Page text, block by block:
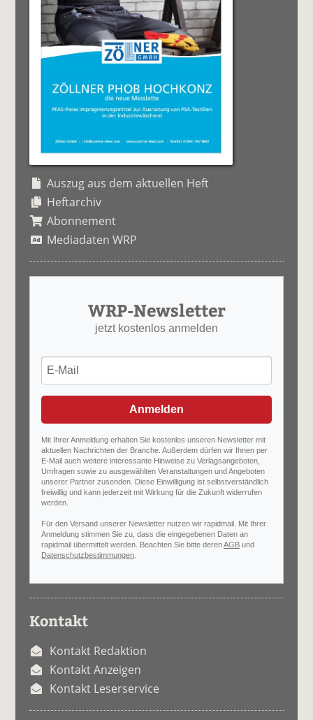
Auszug aus dem aktuellen Heft
Heftarchiv
Abonnement
Mediadaten WRP
WRP-Newsletter
jetzt kostenlos anmelden
Anmelden
Mit Ihrer Anmeldung erhalten Sie kostenlos unseren Newsletter mit
aktuellen Nachrichten der Branche. Außerdem dürfen wir Ihnen per
E-Mail auch weitere interessante Hinweise zu Verlagsangeboten,
Umfragen sowie zu ausgewählten Veranstaltungen und Angeboten
unserer Partner zusenden. Diese Einwilligung ist selbstverständlich
freiwillig und kann jederzeit mit Wirkung für die Zukunft widerrufen
werden.
Für den Versand unserer Newsletter nutzen wir rapidmail. Mit Ihrer
Anmeldung stimmen Sie zu, dass die eingegebenen Daten an
rapidmail übermittelt werden. Beachten Sie bitte derenAGB und
Datenschutzbestimmungen
Kontakt
Kontakt Redaktion
Kontakt Anzeigen
Kontakt Leserservice